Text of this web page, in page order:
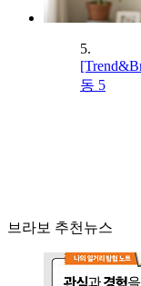
5.
동 5
브라보 추천뉴스